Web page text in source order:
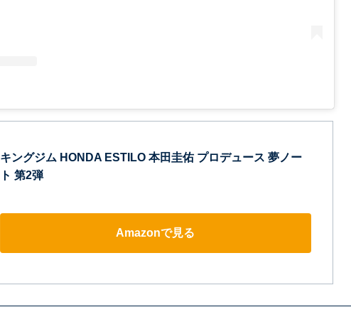
キングジム HONDA ESTILO 本田圭佑 プロデュース 夢ノー
ト 第2弾
Amazonで見る